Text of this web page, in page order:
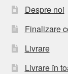
Despre noi
Finalizare
Livrare
Livrare în